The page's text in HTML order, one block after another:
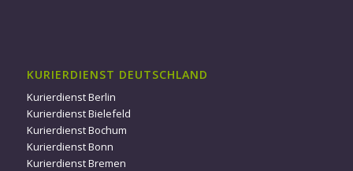
KURIERDIENST DEUTSCHLAND
Kurierdienst Berlin
Kurierdienst Bielefeld
Kurierdienst Bochum
Kurierdienst Bonn
Kurierdienst Bremen